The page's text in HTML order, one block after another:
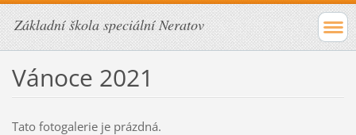
Základní škola speciální Neratov
Vánoce 2021
Tato fotogalerie je prázdná.